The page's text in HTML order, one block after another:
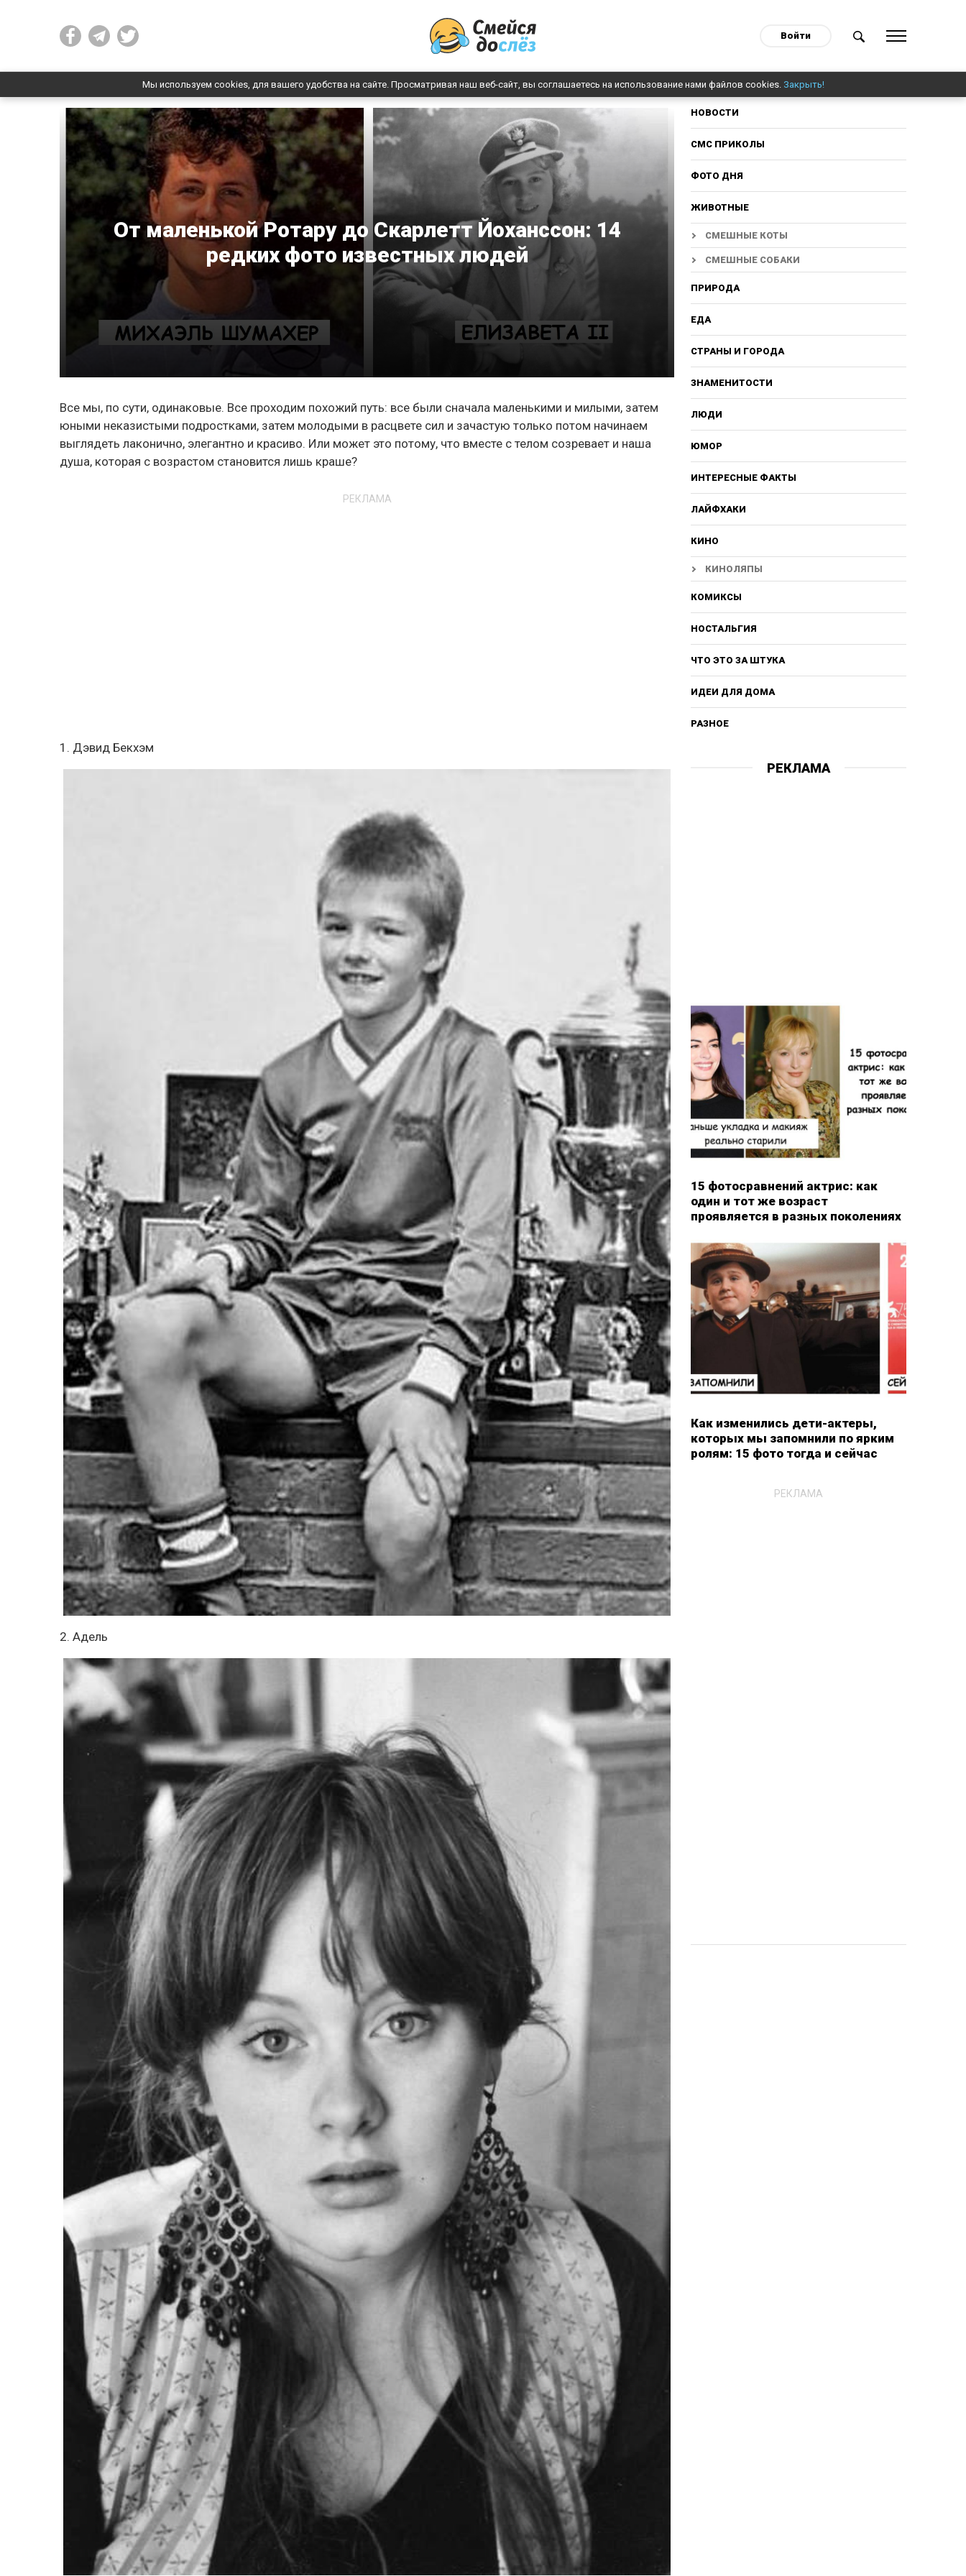
Войти
Мы используем cookies, для вашего удобства на сайте. Просматривая наш веб-сайт, вы соглашаетесь на использование нами файлов cookies. Закрыть!
От маленькой Ротару до Скарлетт Йоханссон: 14
редких фото известных людей
Все мы, по сути, одинаковые. Все проходим похожий путь: все были сначала маленькими и милыми, затем
юными неказистыми подростками, затем молодыми в расцвете сил и зачастую только потом начинаем
выглядеть лаконично, элегантно и красиво. Или может это потому, что вместе с телом созревает и наша
душа, которая с возрастом становится лишь краше?
РЕКЛАМА
1. Дэвид Бекхэм
2. Адель
НОВОСТИ
СМС ПРИКОЛЫ
ФОТО ДНЯ
ЖИВОТНЫЕ
СМЕШНЫЕ КОТЫ
СМЕШНЫЕ СОБАКИ
ПРИРОДА
ЕДА
СТРАНЫ И ГОРОДА
ЗНАМЕНИТОСТИ
ЛЮДИ
ЮМОР
ИНТЕРЕСНЫЕ ФАКТЫ
ЛАЙФХАКИ
КИНО
КИНОЛЯПЫ
КОМИКСЫ
НОСТАЛЬГИЯ
ЧТО ЭТО ЗА ШТУКА
ИДЕИ ДЛЯ ДОМА
РАЗНОЕ
РЕКЛАМА
15 фотосравнений актрис: как
один и тот же возраст
проявляется в разных поколениях
Как изменились дети-актеры,
которых мы запомнили по ярким
ролям: 15 фото тогда и сейчас
РЕКЛАМА